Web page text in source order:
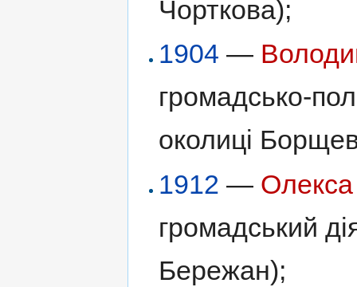
Чорткова);
1904 —
громадсько-
околиці
1912 —
громадський
Бережан);